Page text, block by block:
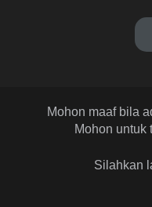
Mohon maaf bila
Mohon untuk
Silahkan